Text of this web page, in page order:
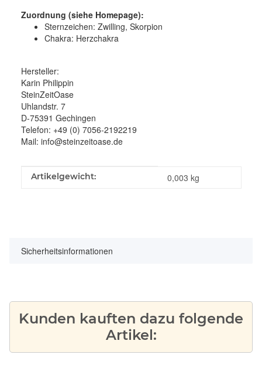
Zuordnung (siehe Homepage):
Sternzeichen: Zwilling, Skorpion
Chakra: Herzchakra
Hersteller:
Karin Philippin
SteinZeitOase
Uhlandstr. 7
D-75391 Gechingen
Telefon: +49 (0) 7056-2192219
Mail: info@steinzeitoase.de
Produkteigenschaft
Wert
Artikelgewicht: 0,003 kg
Sicherheitsinformationen
Kunden kauften dazu folgende
Artikel: